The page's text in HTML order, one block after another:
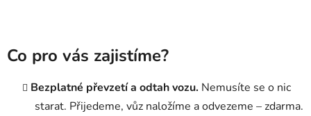
Co pro vás zajistíme?
Bezplatné převzetí a odtah vozu. Nemusíte se o nic
starat. Přijedeme, vůz naložíme a odvezeme – zdarma.